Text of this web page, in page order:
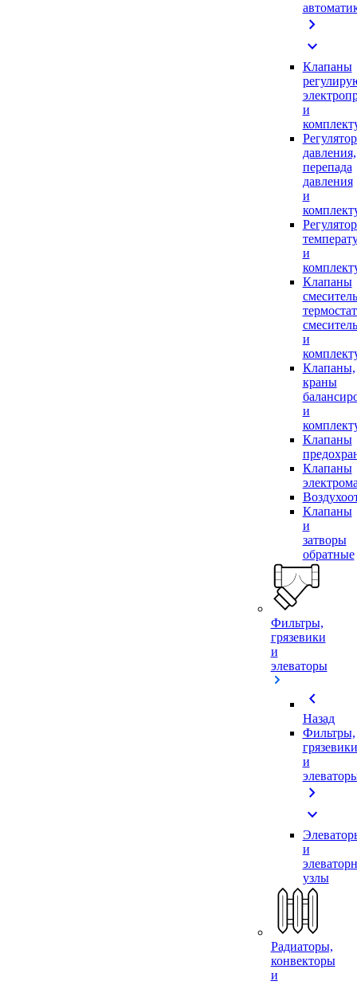
chevron_right
expand_more
Клапаны
и
давления,
перепада
давления
и
и
Клапаны
и
Клапаны,
краны
и
Клапаны
Клапаны
Клапаны
и
затворы
обратные
Фильтры,
грязевики
и
элеваторы
chevron_left
Назад
Фильтры,
грязевики
и
chevron_right
expand_more
и
узлы
Радиаторы,
конвекторы
и